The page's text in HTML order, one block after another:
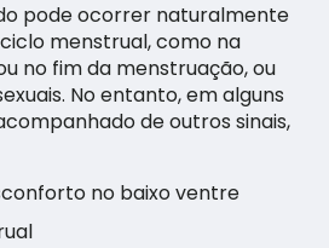
pode ocorrer naturalmente
menstrual, como na
no fim da menstruação, ou
No entanto, em alguns
de outros sinais,
no baixo ventre